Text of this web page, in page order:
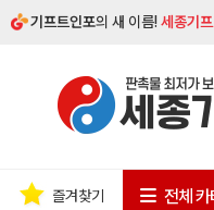
기프트인포의 새 이름!세종기
즐겨찾기 전체 카